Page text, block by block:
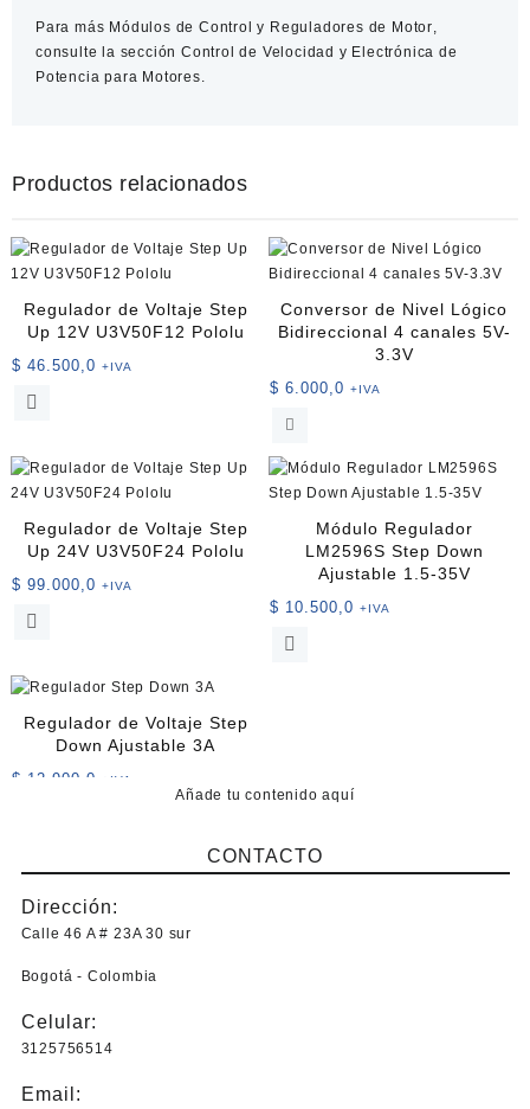
Para más Módulos de Control y Reguladores de Motor
consulte la secciónControl de Velocidad y Electrónica de
Potencia para Motores
Productos relacionados
Regulador de Voltaje Step
Up 12V U3V50F12 Pololu
$ 46.500,0 +IVA
Conversor de Nivel Lógico
Bidireccional 4 canales 5V-
3.3V
$ 6.000,0 +IVA
Regulador de Voltaje Step
Up 24V U3V50F24 Pololu
$ 99.000,0 +IVA
Módulo Regulador
LM2596S Step Down
Ajustable 1.5-35V
$ 10.500,0 +IVA
Regulador de Voltaje Step
Down Ajustable 3A
$ 12.900,0 +IVA
Añade tu contenido aquí
CONTACTO
Dirección:
Calle 46 A # 23A 30 sur
Bogotá - Colombia
Celular:
3125756514
Email: